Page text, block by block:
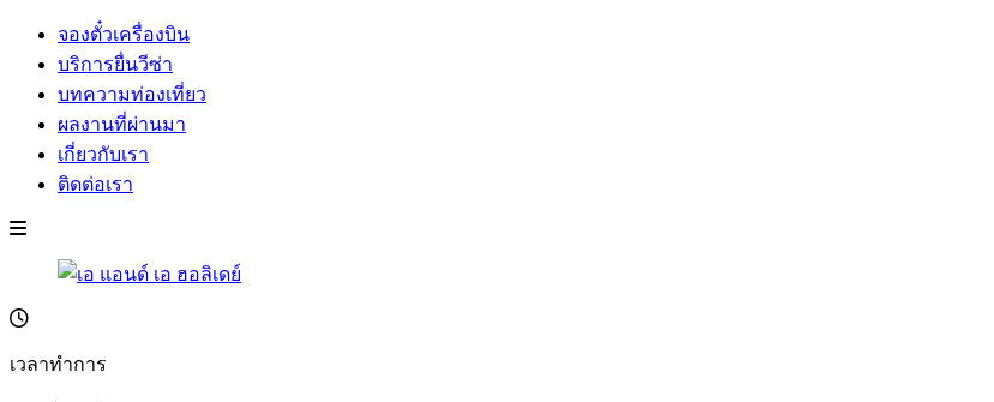
จองตั๋วเครื่องบิน
บริการยื่นวีซ่า
บทความท่องเที่ยว
ผลงานที่ผ่านมา
เกี่ยวกับเรา
ติดต่อเรา
เวลาทำการ